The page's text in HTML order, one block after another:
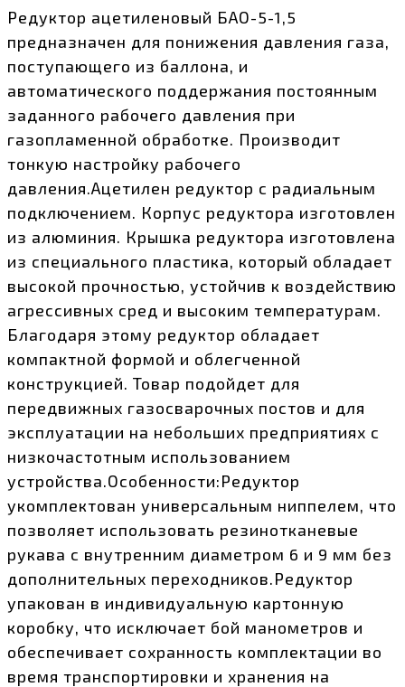
Редуктор ацетиленовый БАО-5-1,5
предназначен для понижения давления газа,
поступающего из баллона, и
автоматического поддержания постоянным
заданного рабочего давления при
газопламенной обработке. Производит
тонкую настройку рабочего
давления.Ацетилен редуктор с радиальным
подключением. Корпус редуктора изготовлен
из алюминия. Крышка редуктора изготовлена
из специального пластика, который обладает
высокой прочностью, устойчив к воздействию
агрессивных сред и высоким температурам.
Благодаря этому редуктор обладает
компактной формой и облегченной
конструкцией. Товар подойдет для
передвижных газосварочных постов и для
эксплуатации на небольших предприятиях с
низкочастотным использованием
устройства.Особенности:Редуктор
укомплектован универсальным ниппелем, что
позволяет использовать резинотканевые
рукава с внутренним диаметром 6 и 9 мм без
дополнительных переходников.Редуктор
упакован в индивидуальную картонную
коробку, что исключает бой манометров и
обеспечивает сохранность комплектации во
время транспортировки и хранения на